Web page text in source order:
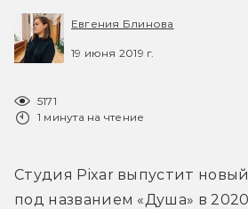
Евгения Блинова
19 июня 2019 г.
5171
1 минута на чтение
Студия Pixar выпустит
под названием «Душа» в 2020